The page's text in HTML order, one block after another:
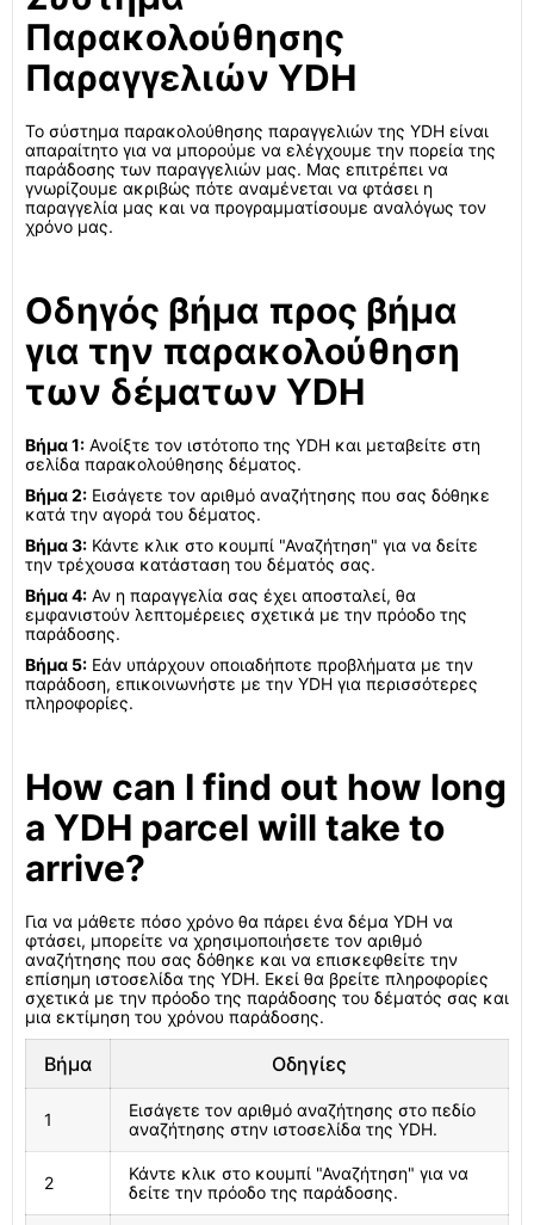
Παρακολούθησης
Παραγγελιών YDH
Το σύστημα παρακολούθησης παραγγελιών της YDH είναι
απαραίτητο για να μπορούμε να ελέγχουμε την πορεία της
παράδοσης των παραγγελιών μας. Μας επιτρέπει να
γνωρίζουμε ακριβώς πότε αναμένεται να φτάσει η
παραγγελία μας και να προγραμματίσουμε αναλόγως τον
χρόνο μας.
Οδηγός βήμα προς βήμα
για την παρακολούθηση
των δέματων YDH
Βήμα 1: Ανοίξτε τον ιστότοπο της YDH και μεταβείτε στη
σελίδα παρακολούθησης δέματος.
Βήμα 2: Εισάγετε τον αριθμό αναζήτησης που σας δόθηκε
κατά την αγορά του δέματος.
Βήμα 3: Κάντε κλικ στο κουμπί "Αναζήτηση" για να δείτε
την τρέχουσα κατάσταση του δέματός σας.
Βήμα 4: Αν η παραγγελία σας έχει αποσταλεί, θα
εμφανιστούν λεπτομέρειες σχετικά με την πρόοδο της
παράδοσης.
Βήμα 5: Εάν υπάρχουν οποιαδήποτε προβλήματα με την
παράδοση, επικοινωνήστε με την YDH για περισσότερες
πληροφορίες.
How can I find out how long
a YDH parcel will take to
arrive?
Για να μάθετε πόσο χρόνο θα πάρει ένα δέμα YDH να
φτάσει, μπορείτε να χρησιμοποιήσετε τον αριθμό
αναζήτησης που σας δόθηκε και να επισκεφθείτε την
επίσημη ιστοσελίδα της YDH. Εκεί θα βρείτε πληροφορίες
σχετικά με την πρόοδο της παράδοσης του δέματός σας και
μια εκτίμηση του χρόνου παράδοσης.
Βήμα Οδηγίες
1
Εισάγετε τον αριθμό αναζήτησης στο πεδίο
αναζήτησης στην ιστοσελίδα της YDH.
2
Κάντε κλικ στο κουμπί "Αναζήτηση" για να
δείτε την πρόοδο της παράδοσης.